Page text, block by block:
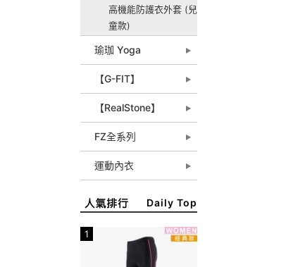
高機能防護衣外套 (兒
童款)
瑜珈 Yoga
【G-FIT】
【RealStone】
FZ全系列
運動內衣
Daily Top
1